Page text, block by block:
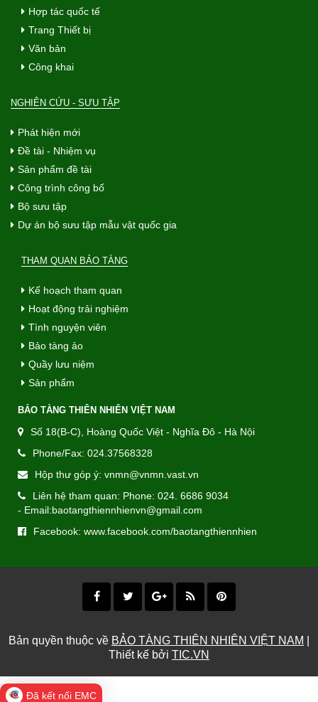
Hợp tác quốc tế
Trang Thiết bị
Văn bản
Công khai
NGHIÊN CỨU - SƯU TẬP
Phát hiện mới
Đề tài - Nhiệm vụ
Sản phẩm đề tài
Công trình công bố
Bộ sưu tập
Dự án bộ sưu tập mẫu vật quốc gia
THAM QUAN BẢO TÀNG
Kế hoạch tham quan
Hoạt động trải nghiệm
Tình nguyện viên
Bảo tàng ảo
Quầy lưu niệm
Sản phẩm
BẢO TÀNG THIÊN NHIÊN VIỆT NAM
Số 18(B-C), Hoàng Quốc Việt - Nghĩa Đô - Hà Nội
Phone/Fax: 024.37568328
Hộp thư góp ý: vnmn@vnmn.vast.vn
Liên hệ tham quan: Phone: 024. 6686 9034
- Email:baotangthiennhienvn@gmail.com
Facebook: www.facebook.com/baotangthiennhien
Bản quyền thuộc về BẢO TÀNG THIÊN NHIÊN VIỆT NAM
Thiết kế bởi TIC.VN
Đã kết nối EMC